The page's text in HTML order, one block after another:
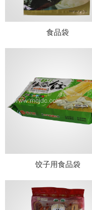
食品袋
饺子用食品袋